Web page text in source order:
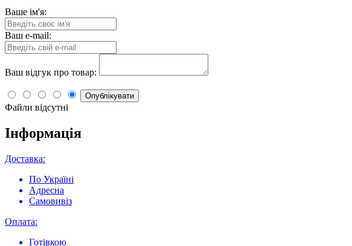
Ваше ім'я:
Ваш e-mail:
Ваш відгук про товар:
Опублікувати
Файли відсутні
Інформація
Доставка:
По Україні
Адресна
Самовивіз
Оплата:
Готівкою